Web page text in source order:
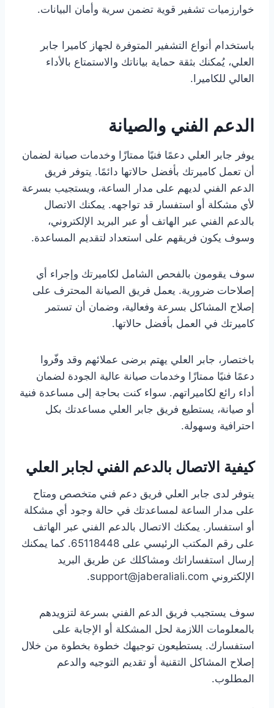
خوارزميات تشفير قوية تضمن سرية وأمان البيانات.
باستخدام أنواع التشفير المتوفرة لجهاز كاميرا جابر
العلي، يُمكنك بثقة حماية بياناتك والاستمتاع بالأداء
العالي للكاميرا.
الدعم الفني والصيانة
يوفر جابر العلي دعمًا فنيًا ممتازًا وخدمات صيانة لضمان
أن تعمل كاميرتك بأفضل حالاتها دائمًا. يتوفر فريق
الدعم الفني لديهم على مدار الساعة، ويستجيب بسرعة
لأي مشكلة أو استفسار قد تواجهه. يمكنك الاتصال
بالدعم الفني عبر الهاتف أو عبر البريد الإلكتروني،
وسوف يكون فريقهم على استعداد لتقديم المساعدة.
سوف يقومون بالفحص الشامل لكاميرتك وإجراء أي
إصلاحات ضرورية. يعمل فريق الصيانة المحترف على
إصلاح المشاكل بسرعة وفعالية، وضمان أن تستمر
كاميرتك في العمل بأفضل حالاتها.
باختصار، جابر العلي يهتم برضى عملائهم وقد وفّروا
دعمًا فنيًا ممتازًا وخدمات صيانة عالية الجودة لضمان
أداء رائع لكاميراتهم. سواء كنت بحاجة إلى مساعدة فنية
أو صيانة، يستطيع فريق جابر العلي مساعدتك بكل
احترافية وسهولة.
كيفية الاتصال بالدعم الفني لجابر العلي
يتوفر لدى جابر العلي فريق دعم فني متخصص ومتاح
على مدار الساعة لمساعدتك في حالة وجود أي مشكلة
أو استفسار. يمكنك الاتصال بالدعم الفني عبر الهاتف
على رقم المكتب الرئيسي على 65118448. كما يمكنك
إرسال استفساراتك ومشاكلك عن طريق البريد
الإلكتروني support@jaberaliali.com.
سوف يستجيب فريق الدعم الفني بسرعة لتزويدهم
بالمعلومات اللازمة لحل المشكلة أو الإجابة على
استفسارك. يستطيعون توجيهك خطوة بخطوة من خلال
إصلاح المشاكل التقنية أو تقديم التوجيه والدعم
المطلوب.